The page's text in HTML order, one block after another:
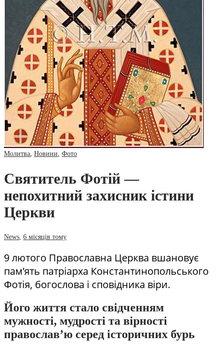
Молитва Новини Фото
Святитель Фотій —
непохитний захисник істини
Церкви
News 6 місяців тому
9 лютого Православна Церква вшановує
пам’ять патріарха Константинопольського
Фотія, богослова і сповідника віри.
Його життя стало свідченням
мужності, мудрості та вірності
православ’ю серед історичних бурь